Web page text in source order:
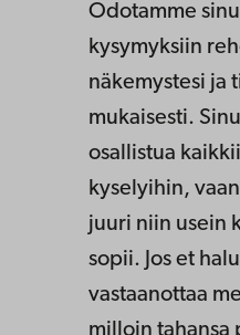
Odotamme
kysymyksiin
näkemystesi ja
mukaisesti.
osallistua
kyselyihin,
juuri niin usein
sopii. Jos et
vastaanottaa